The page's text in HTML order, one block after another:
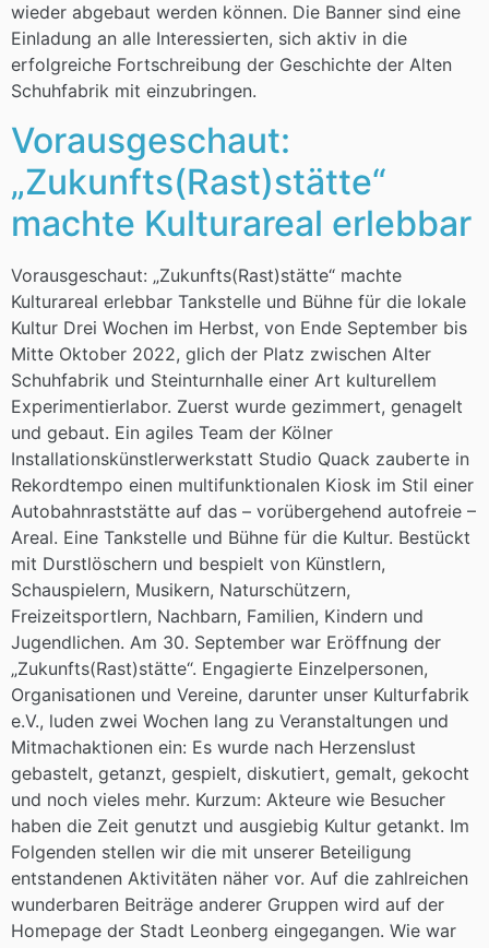
wieder abgebaut werden können. Die Banner sind eine
Einladung an alle Interessierten, sich aktiv in die
erfolgreiche Fortschreibung der Geschichte der Alten
Schuhfabrik mit einzubringen.
Vorausgeschaut:
„Zukunfts(Rast)stätte“
machte Kulturareal erlebbar
Vorausgeschaut: „Zukunfts(Rast)stätte“ machte
Kulturareal erlebbar Tankstelle und Bühne für die lokale
Kultur Drei Wochen im Herbst, von Ende September bis
Mitte Oktober 2022, glich der Platz zwischen Alter
Schuhfabrik und Steinturnhalle einer Art kulturellem
Experimentierlabor. Zuerst wurde gezimmert, genagelt
und gebaut. Ein agiles Team der Kölner
Installationskünstlerwerkstatt Studio Quack zauberte in
Rekordtempo einen multifunktionalen Kiosk im Stil einer
Autobahnraststätte auf das – vorübergehend autofreie –
Areal. Eine Tankstelle und Bühne für die Kultur. Bestückt
mit Durstlöschern und bespielt von Künstlern,
Schauspielern, Musikern, Naturschützern,
Freizeitsportlern, Nachbarn, Familien, Kindern und
Jugendlichen. Am 30. September war Eröffnung der
„Zukunfts(Rast)stätte“. Engagierte Einzelpersonen,
Organisationen und Vereine, darunter unser Kulturfabrik
e.V., luden zwei Wochen lang zu Veranstaltungen und
Mitmachaktionen ein: Es wurde nach Herzenslust
gebastelt, getanzt, gespielt, diskutiert, gemalt, gekocht
und noch vieles mehr. Kurzum: Akteure wie Besucher
haben die Zeit genutzt und ausgiebig Kultur getankt. Im
Folgenden stellen wir die mit unserer Beteiligung
entstandenen Aktivitäten näher vor. Auf die zahlreichen
wunderbaren Beiträge anderer Gruppen wird auf der
Homepage der Stadt Leonberg eingegangen. Wie war